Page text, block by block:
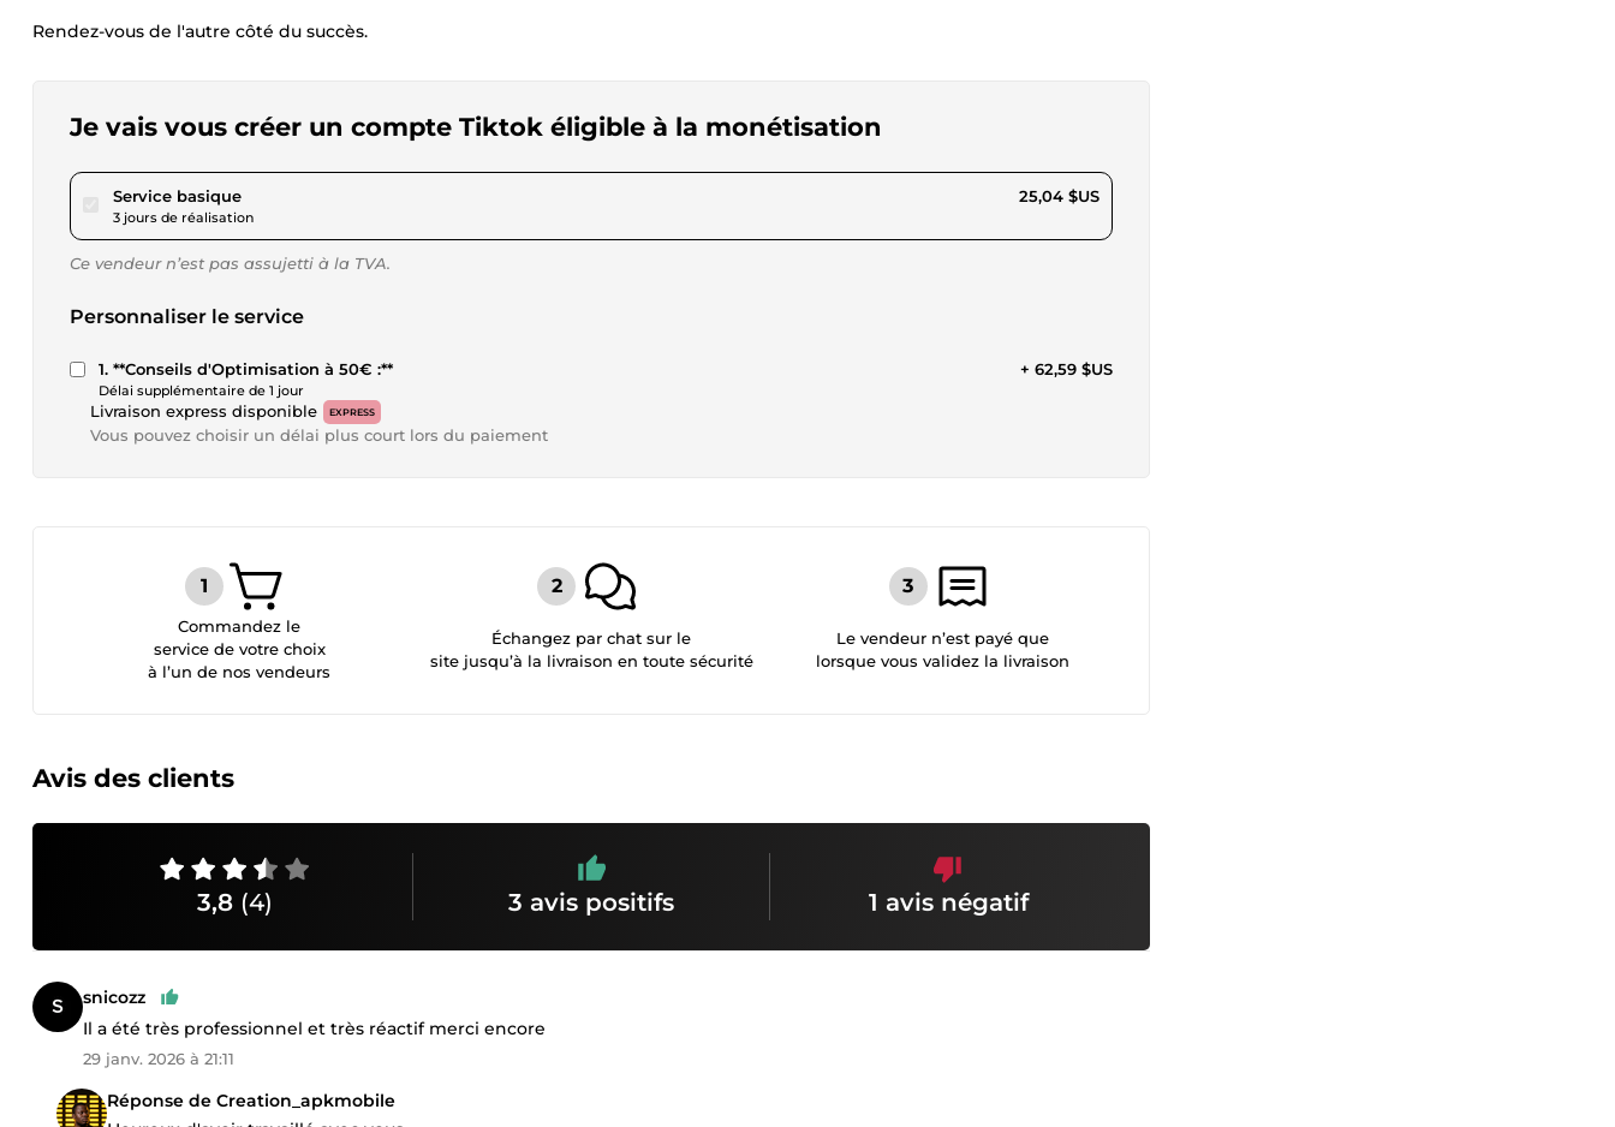
Rendez-vous de l'autre côté du succès.
Je vais vous créer un compte Tiktok éligible à la monétisation
Service basiquepour 23,08 $US
3 jours de réalisation
25,04 $US
Ce vendeur n’est pas assujetti à la TVA.
Personnaliser le service
1. **Conseils d'Optimisation à 50€ :**
Délai supplémentaire de 1 jour
+ 62,59 $US
Livraison express disponible EXPRESS
Vous pouvez choisir un délai plus court lors du paiement
Commandez le
service de votre choix
à l’un de nos vendeurs
Échangez par chat sur le
site jusqu’à la livraison en toute sécurité
Le vendeur n’est payé que
lorsque vous validez la livraison
Avis des clients
3,8 (4) 3 avis positifs 1 avis négatif
snicozz
Il a été très professionnel et très réactif merci encore
29 janv. 2026 à 21:11
Réponse de Creation_apkmobile